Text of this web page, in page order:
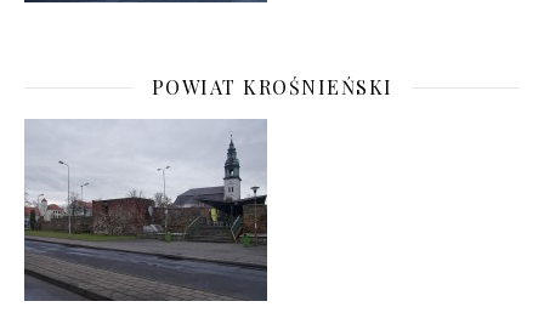
POWIAT KROŚNIEŃSKI